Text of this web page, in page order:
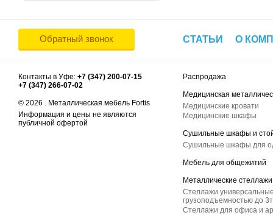
Обратный звонок СТАТЬИ О
Контакты в Уфе: +7 (347) 200-07-15
+7 (347) 266-07-02
© 2026 . Металлическая мебель Fortis
Информация и цены не являются
публичной офертой
Распродажа
Медицинская
Медицинские кровати
Медицинские шкафы
Сушильные шкафы и
Сушильные шкафы для
Мебель для общежитий
Металлические стеллажи
Стеллажи
грузоподъемностью до
Стеллажи для офиса и